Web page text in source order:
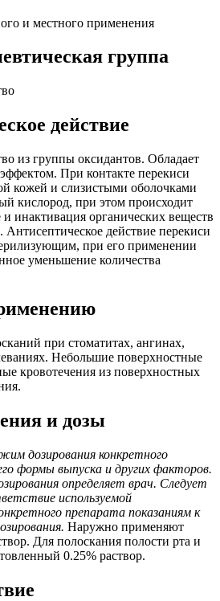
и местного применения
группа
действие
из группы оксидантов. Обладает
При контакте перекиси
кожей и слизистыми оболочками
кислород, при этом происходит
инактивация органических веществ
действие перекиси
при его применении
уменьшение количества
при стоматитах, ангинах,
Небольшие поверхностные
кровотечения из поверхностных
и дозы
дозирования конкретного
формы выпуска и других факторов.
определяет врач. Следует
используемой
препарата показаниям к
Наружно применяют
Для полоскания полости рта и
0.25% раствор.